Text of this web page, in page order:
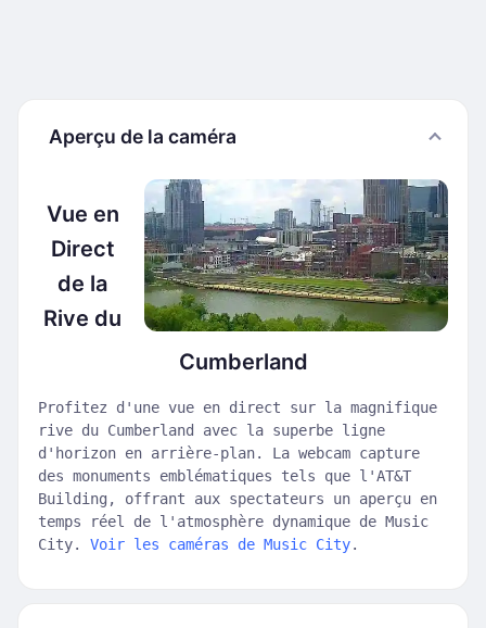
Aperçu de la caméra
Vue en
Direct
de la
Rive du
Cumberland
Profitez d'une vue en direct sur la magnifique
rive du Cumberland avec la superbe ligne
d'horizon en arrière-plan. La webcam capture
des monuments emblématiques tels que l'AT&T
Building, offrant aux spectateurs un aperçu en
temps réel de l'atmosphère dynamique de Music
City. Voir les caméras de Music City.